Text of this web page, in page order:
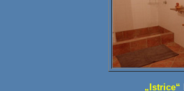
„Istrice“